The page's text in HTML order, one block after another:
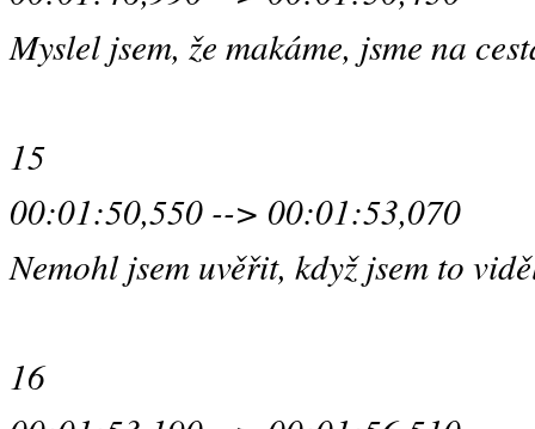
Myslel jsem, že makáme, jsme na
15
00:01:50,550 --> 00:01:53,070
Nemohl jsem uvěřit, když jsem to
16